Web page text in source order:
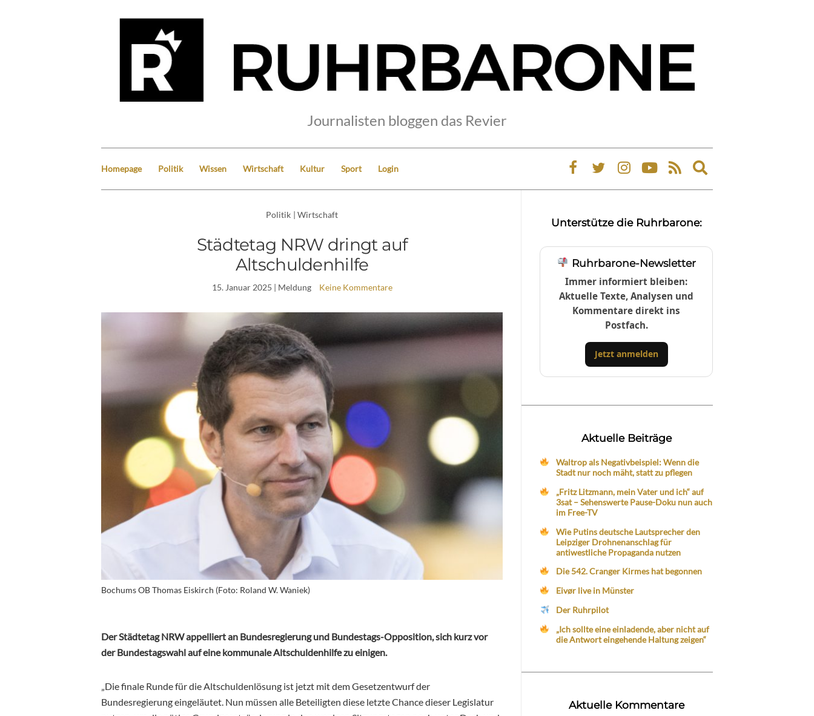
Journalisten bloggen das Revier
Homepage Politik Wissen Wirtschaft Kultur Sport Login
Expand
search
Politik | Wirtschaft
Städtetag NRW dringt auf
Altschuldenhilfe
15. Januar 2025 | Meldung Keine Kommentare
Bochums OB Thomas Eiskirch (Foto: Roland W. Waniek)
Der Städtetag NRW appelliert an Bundesregierung und Bundestags-Opposition, sich kurz vor
der Bundestagswahl auf eine kommunale Altschuldenhilfe zu einigen.
„Die finale Runde für die Altschuldenlösung ist jetzt mit dem Gesetzentwurf der
Bundesregierung eingeläutet. Nun müssen alle Beteiligten diese letzte Chance dieser Legislatur
Unterstütze die Ruhrbarone:
Ruhrbarone-Newsletter
Immer informiert bleiben:
Aktuelle Texte, Analysen und
Kommentare direkt ins
Postfach.
Jetzt anmelden
Aktuelle Beiträge
Waltrop als Negativbeispiel: Wenn die
Stadt nur noch mäht, statt zu pflegen
„Fritz Litzmann, mein Vater und ich“ auf
3sat – Sehenswerte Pause-Doku nun auch
im Free-TV
Wie Putins deutsche Lautsprecher den
Leipziger Drohnenanschlag für
antiwestliche Propaganda nutzen
Die 542. Cranger Kirmes hat begonnen
Eivør live in Münster
Der Ruhrpilot
„Ich sollte eine einladende, aber nicht auf
die Antwort eingehende Haltung zeigen“
Aktuelle Kommentare